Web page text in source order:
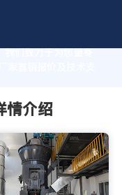
我们致力于为您量身
直销报价及技术支
情介绍